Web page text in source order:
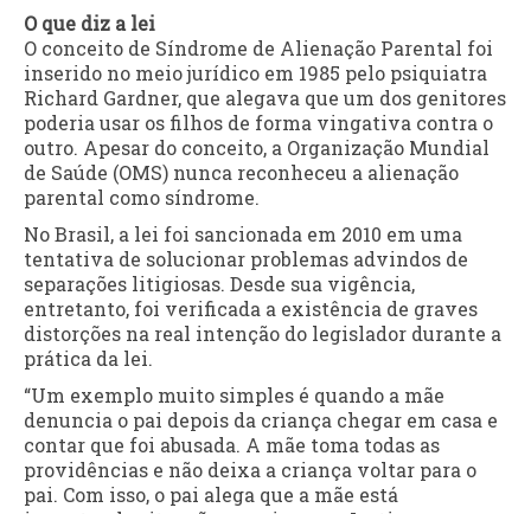
O que diz a lei
O conceito de Síndrome de Alienação Parental foi
inserido no meio jurídico em 1985 pelo psiquiatra
Richard Gardner, que alegava que um dos genitores
poderia usar os filhos de forma vingativa contra o
outro. Apesar do conceito, a Organização Mundial
de Saúde (OMS) nunca reconheceu a alienação
parental como síndrome.
No Brasil, a lei foi sancionada em 2010 em uma
tentativa de solucionar problemas advindos de
separações litigiosas. Desde sua vigência,
entretanto, foi verificada a existência de graves
distorções na real intenção do legislador durante a
prática da lei.
“Um exemplo muito simples é quando a mãe
denuncia o pai depois da criança chegar em casa e
contar que foi abusada. A mãe toma todas as
providências e não deixa a criança voltar para o
pai. Com isso, o pai alega que a mãe está